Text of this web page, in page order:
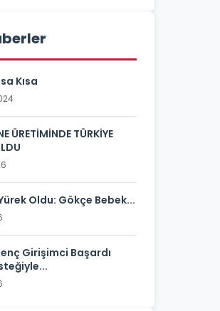
Kısa
ÜRETİMİNDE TÜRKİYE
Oldu: Gökçe Bebek...
Girişimci Başardı